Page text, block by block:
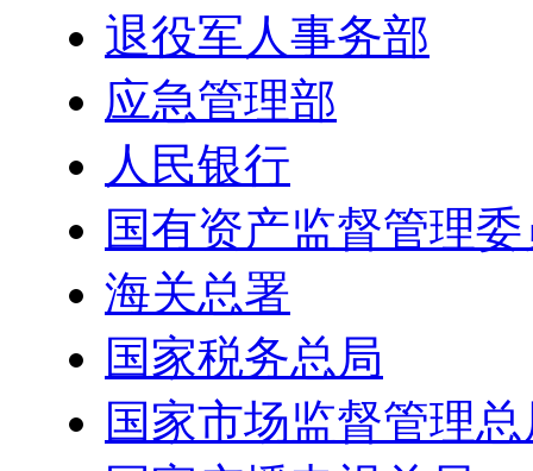
退役军人事务部
应急管理部
人民银行
国有资产监督管理
海关总署
国家税务总局
国家市场监督管理